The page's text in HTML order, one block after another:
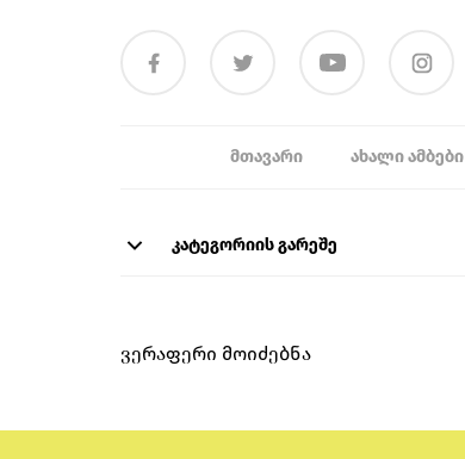
ᲛᲗᲐᲕᲐᲠᲘ ᲐᲮᲐᲚᲘ ᲐᲛᲑᲔᲑᲘ
კატეგორიის გარეშე
ვერაფერი მოიძებნა